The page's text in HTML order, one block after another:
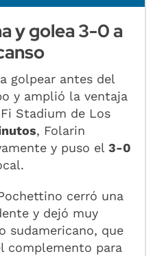
y golea 3-0 a
golpear antes del
y amplió la ventaja
Stadium de Los
, Folarin
y puso el3-0
cerró una
y dejó muy
sudamericano, que
complemento para